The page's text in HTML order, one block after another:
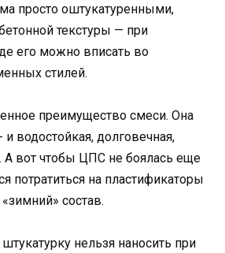
просто оштукатуренными,
текстуры — при
его можно вписать во
стилей.
преимущество смеси. Она
водостойкая, долговечная,
А вот чтобы ЦПС не боялась еще
потратиться на пластификаторы
состав.
нельзя наносить при